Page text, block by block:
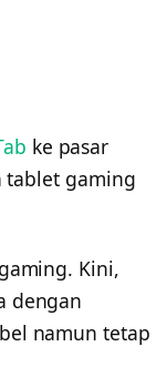
ke pasar
tablet gaming
Kini,
dengan
namun tetap